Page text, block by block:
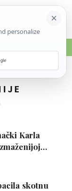
Karla
skotnu